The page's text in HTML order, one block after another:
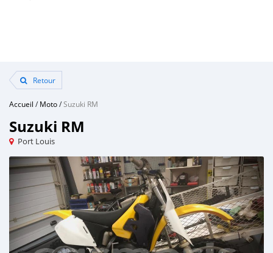
Retour
Accueil /Moto/Suzuki RM
Suzuki RM
Port Louis